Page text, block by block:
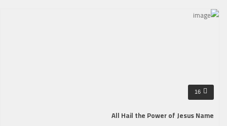
16
All Hail the Power of Jesus Name